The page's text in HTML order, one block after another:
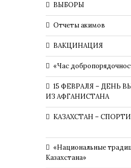
ВЫБОРЫ
Отчеты акимов
ВАКЦИНАЦИЯ
«Час
15 ФЕВРАЛЯ – ДЕНЬ
ИЗ АФГАНИСТАНА
КАЗАХСТАН –
«Национальные
Казахстана»